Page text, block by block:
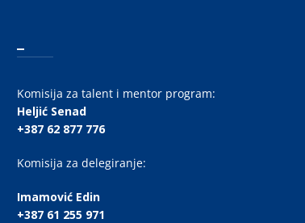
Komisija za talent i mentor program:
Heljić Senad
+387 62 877 776
Komisija za delegiranje:
Imamović Edin
+387 61 255 971